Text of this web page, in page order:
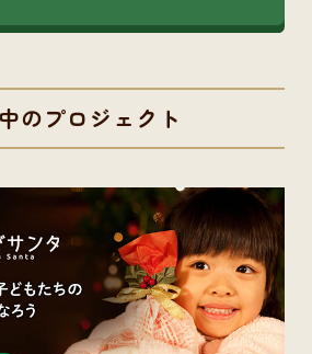
のプロジェクト